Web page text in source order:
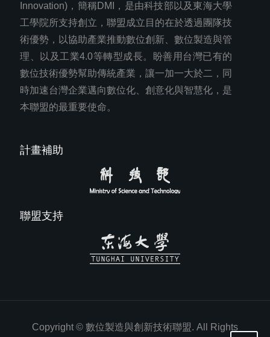
Innovation)，簡稱DMI，是由科技部以及東海大學
工學院所支持創立，聯盟成立目的在於透過團隊技
術優勢，以協助產業推動數位創新、數位製造與管
理、以及工業4.0等轉型成長。盼善用台灣已有的
數位技術優勢幫助傳統產業，讓一加一大於二，同
時加速台灣企業邁向數位化、創意化與智慧化，是
本聯盟的最重要使命。
計畫補助
聯盟支持
Copyright © 數位製造與創新技術聯盟. All Rights